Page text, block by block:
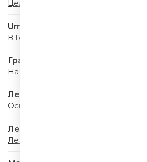
Целуй меня
Uma2rman
В Городе Лето
Градусы
На ресницах
Ленинград
Оскар
Леонид Агутин
Летний Дождь